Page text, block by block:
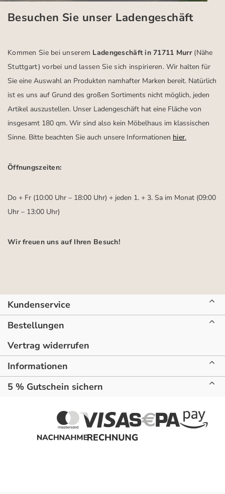
Besuchen Sie unser Ladengeschäft
Kommen Sie bei unserem Ladengeschäft in 71711 Murr (Nähe
Stuttgart) vorbei und lassen Sie sich inspirieren.Wir halten für
Sie eine Auswahl an Produkten namhafter Marken bereit. Natürlich
ist es uns auf Grund des großen Sortiments nicht möglich, jeden
Artikel auszustellen. Unser Ladengeschäft hat eine Fläche von
insgesamt 180 qm. Wir sind also kein Möbelhaus im klassischen
Sinne. Bitte beachten Sie auch unsere Informationen hier.
Öffnungszeiten:
Do + Fr (10:00 Uhr – 18:00 Uhr) + jeden 1. + 3. Sa im Monat (09:00
Uhr – 13:00 Uhr)
Wir freuen uns auf Ihren Besuch!
Kundenservice
Bestellungen
Vertrag widerrufen
Informationen
5 % Gutschein sichern